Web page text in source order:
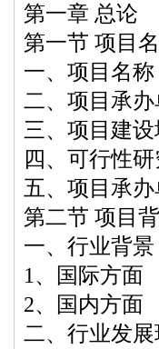
第一章 总论
第一节 项目
一、项目名称
二、项目承办
三、项目建设
四、可行性
五、项目承
第二节 项目
一、行业背景
1、国际方面
2、国内方面
二、行业发展